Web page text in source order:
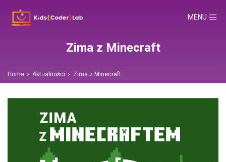
TOGGLE
MENU
Zima z Minecraft
Home Aktualności Zima z Minecraft